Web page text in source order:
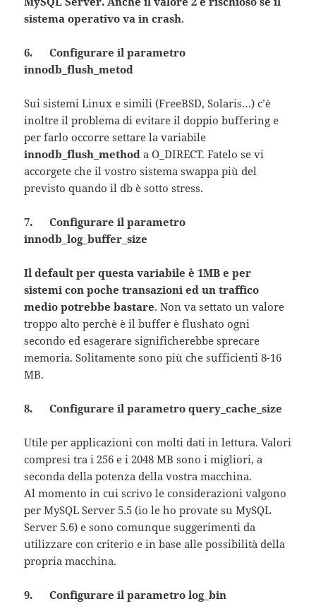
sistema operativo va in crash.
6. Configurare il parametro
innodb_flush_metod
Sui sistemi Linux e simili (FreeBSD, Solaris…) c’è
inoltre il problema di evitare il doppio buffering e
per farlo occorre settare la variabile
innodb_flush_method a O_DIRECT. Fatelo se vi
accorgete che il vostro sistema swappa più del
previsto quando il db è sotto stress.
7. Configurare il parametro
innodb_log_buffer_size
Il default per questa variabile è 1MB e per
sistemi con poche transazioni ed un traffico
medio potrebbe bastare. Non va settato un valore
troppo alto perchè è il buffer è flushato ogni
secondo ed esagerare significherebbe sprecare
memoria. Solitamente sono più che sufficienti 8-16
MB.
8. Configurare il parametro query_cache_size
Utile per applicazioni con molti dati in lettura. Valori
compresi tra i 256 e i 2048 MB sono i migliori, a
seconda della potenza della vostra macchina.
Al momento in cui scrivo le considerazioni valgono
per MySQL Server 5.5 (io le ho provate su MySQL
Server 5.6) e sono comunque suggerimenti da
utilizzare con criterio e in base alle possibilità della
propria macchina.
9. Configurare il parametro log_bin